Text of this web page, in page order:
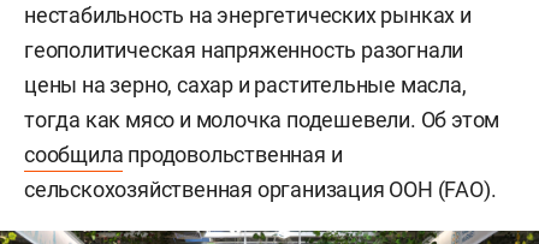
нестабильность на энергетических рынках и
геополитическая напряженность разогнали
цены на зерно, сахар и растительные масла,
тогда как мясо и молочка подешевели. Об этом
сообщила продовольственная и
сельскохозяйственная организация ООН (FAO).